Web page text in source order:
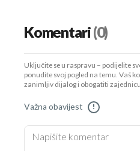
Komentari(0)
Uključite se u raspravu – podijelite
ponudite svoj pogled na temu. Vaš
zanimljiv dijalog i obogatiti
Važna obavijest !